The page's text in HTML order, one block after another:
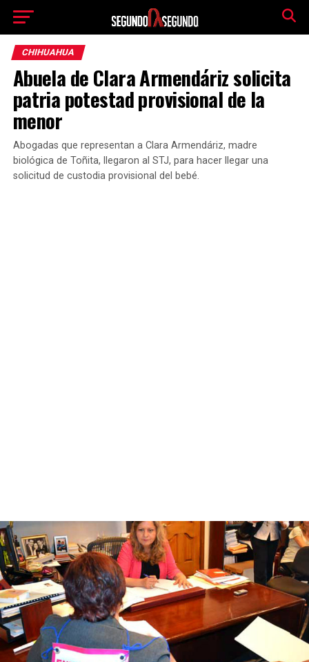
CHIHUAHUA
Abuela de Clara Armendáriz solicita
patria potestad provisional de la
menor
Abogadas que representan a Clara Armendáriz, madre
biológica de Toñita, llegaron al STJ, para hacer llegar una
solicitud de custodia provisional del bebé.